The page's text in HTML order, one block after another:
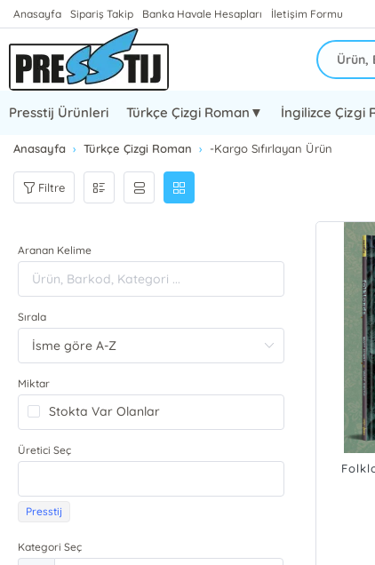
Anasayfa Sipariş Takip Banka Havale Hesapları İletişim Formu
Presstij Ürünleri Türkçe Çizgi Roman▼ İngilizce Çizgi
Anasayfa Türkçe Çizgi Roman -Kargo Sıfırlayan Ürün
Filtre
Aranan Kelime
Sırala
Miktar
Stokta Var Olanlar
Üretici Seç
Presstij
Kategori Seç